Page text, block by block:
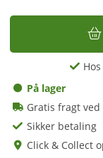
På lager
Gratis fragt
Sikker betaling
Click & Collect